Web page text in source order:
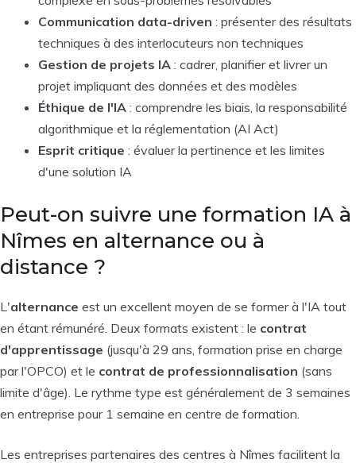
Communication data-driven : présenter des résultats
techniques à des interlocuteurs non techniques
Gestion de projets IA : cadrer, planifier et livrer un
projet impliquant des données et des modèles
Éthique de l'IA : comprendre les biais, la responsabilité
algorithmique et la réglementation (AI Act)
Esprit critique : évaluer la pertinence et les limites
d'une solution IA
Peut-on suivre une formation IA à
Nîmes en alternance ou à
distance ?
L'alternance est un excellent moyen de se former à l'IA tout
en étant rémunéré. Deux formats existent : le contrat
d'apprentissage (jusqu'à 29 ans, formation prise en charge
par l'OPCO) et le contrat de professionnalisation (sans
limite d'âge). Le rythme type est généralement de 3 semaines
en entreprise pour 1 semaine en centre de formation.
Les entreprises partenaires des centres à Nîmes facilitent la